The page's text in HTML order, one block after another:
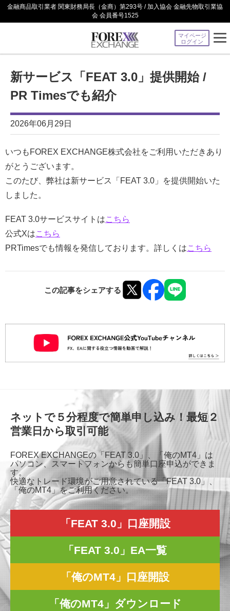
金融商品取引業者 関東財務局長（金商）第293号 / 加入協会 金融先物取引業協
会 会員番号1525
マイページ
ログイン
新サービス「FEAT 3.0」提供開始 /
PR Timesでも紹介
2026年06月29日
いつもFOREX EXCHANGE株式会社をご利用いただきあり
がとうございます。
このたび、弊社は新サービス「FEAT 3.0」を提供開始いた
しました。
FEAT 3.0サービスサイトはこちら
公式Xはこちら
PRTimesでも情報を発信しております。詳しくはこちら
この記事をシェアする
ネットで５分程度で簡単申し込み！最短２
営業日から取引可能
FOREX EXCHANGEの「FEAT 3.0」、「俺のMT4」は
パソコン、スマートフォンからも簡単口座申込ができま
す。
快適なトレード環境がご用意されている「FEAT 3.0」、
「俺のMT4」をご利用ください。
「FEAT 3.0」口座開設
「FEAT 3.0」EA一覧
「俺のMT4」口座開設
「俺のMT4」ダウンロード